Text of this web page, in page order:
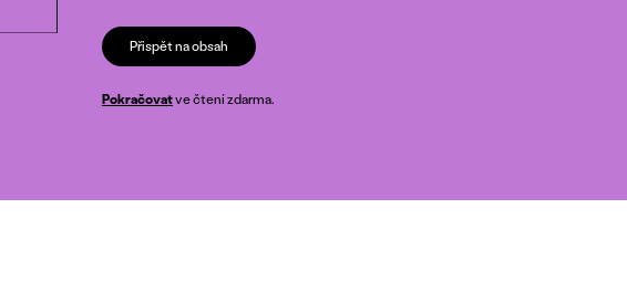
Přispět na obsah
Pokračovatve čtení zdarma.